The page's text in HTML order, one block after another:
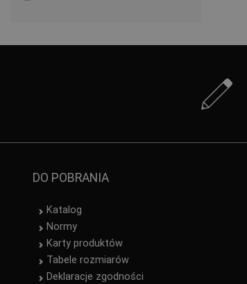
DO POBRANIA
Katalog
Normy
Karty produktów
Tabele rozmiarów
Deklaracje zgodności